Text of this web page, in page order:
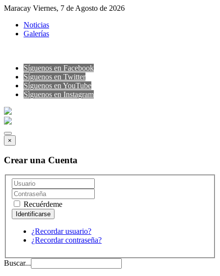
Maracay Viernes, 7 de Agosto de 2026
Noticias
Galerías
Síguenos en Facebook
Síguenos en Twitter
Síguenos en YouTube
Sìguenos en Instagram
×
Crear una Cuenta
Recuérdeme
¿Recordar usuario?
¿Recordar contraseña?
Buscar...